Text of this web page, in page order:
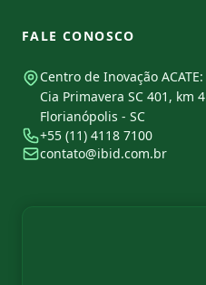
FALE CONOSCO
Centro de Inovação ACATE:
Cia Primavera SC 401, km 4
Florianópolis - SC
+55 (11) 4118 7100
contato@ibid.com.br